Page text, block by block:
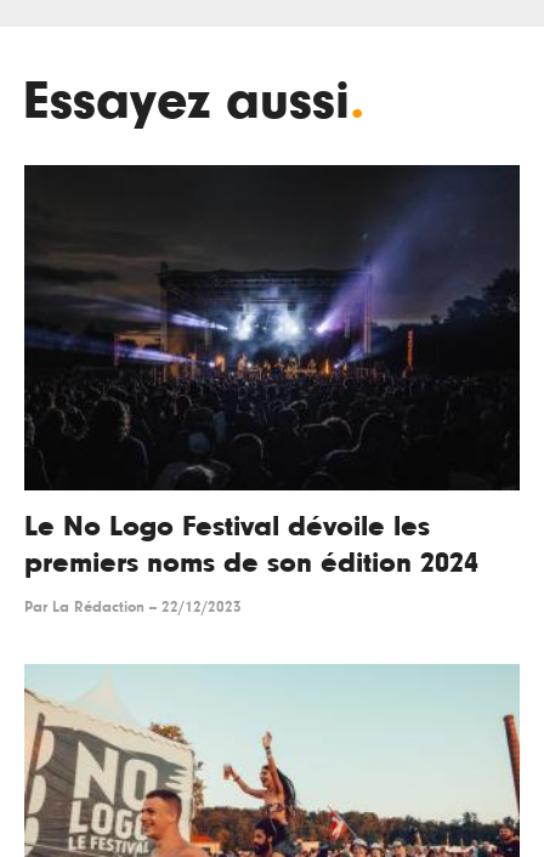
Essayez aussi.
Le No Logo Festival dévoile les
premiers noms de son édition 2024
Par La Rédaction -- 22/12/2023